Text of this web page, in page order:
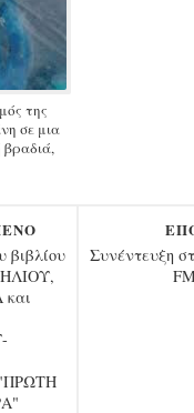
της
σε μια
βραδιά,
Συνέντευξη
βιβλίου